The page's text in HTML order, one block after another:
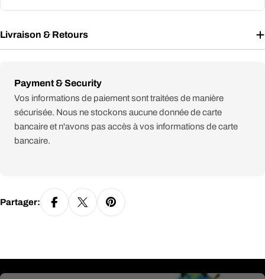
Livraison & Retours
Payment & Security
Modes
de
paiement
Vos informations de paiement sont traitées de manière
sécurisée. Nous ne stockons aucune donnée de carte
bancaire et n'avons pas accès à vos informations de carte
bancaire.
Partager: